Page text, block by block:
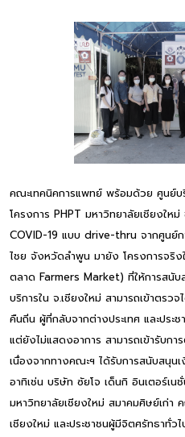
คณะเทคนิคการแพทย์ พร้อมด้วย ศูนย์บ
โครงการ PHPT มหาวิทยาลัยเชียงให
COVID-19 แบบ drive-thru จากศูนย์
ไชย จังหวัดลำพูน มายัง โครงการจริง
ตลาด Farmers Market) ที่ให้การสนับ
บริการใน จ.เชียงใหม่ สามารถเข้าตร
คืนถิ่น ผู้ที่กลับจากต่างประเทศ และประ
แต่ยังไม่แสดงอาการ สามารถเข้ารับกา
เนื่องจากทางคณะฯ ได้รับการสนับสนุน
อาทิเช่น บริษัท ซัยโจ เด็นกิ อินเตอร์เน
มหาวิทยาลัยเชียงใหม่ สมาคมศิษย์เก่า
เชียงใหม่ และประชาชนผู้มีจิตศรัทธาทั่วไ